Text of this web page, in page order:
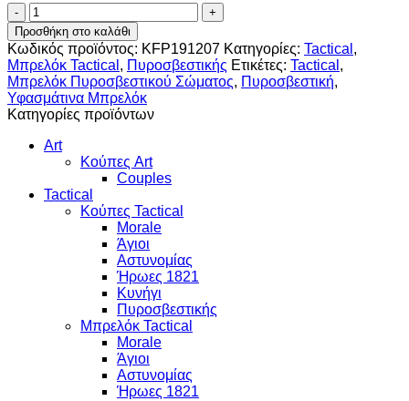
Μπρελόκ
Πυροσβεστικής
Πυροσβέστης
Τεχνικός
ποσότητα
Προσθήκη στο καλάθι
Κωδικός προϊόντος: KFP191207 Κατηγορίες: Tactical ,
Μπρελόκ Tactical , Πυροσβεστικής Ετικέτες: Tactical ,
Μπρελόκ Πυροσβεστικού Σώματος, Πυροσβεστική,
Υφασμάτινα Μπρελόκ
Κατηγορίες προϊόντων
Art
Κούπες Art
Couples
Tactical
Κούπες Tactical
Morale
Άγιοι
Αστυνομίας
Ήρωες 1821
Κυνήγι
Πυροσβεστικής
Μπρελόκ Tactical
Morale
Άγιοι
Αστυνομίας
Ήρωες 1821